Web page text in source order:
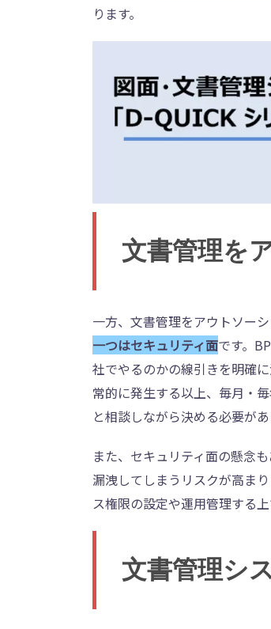
ります。
文書管理を
一方、文書管理をアウトソー
一つはセキュリティ面です。
社でやるのかの線引きを明確
常的に発生する以上、毎月・
と相談しながら決める必要があ
また、セキュリティ面の懸念
漏洩してしまうリスクが高ま
ス権限の設定や運用管理する
文書管理シ